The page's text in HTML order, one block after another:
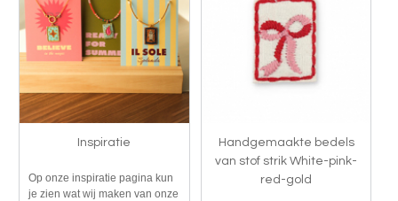
Inspiratie
Op onze inspiratie pagina kun
je zien wat wij maken van onze
Handgemaakte bedels
van stof strik White-pink-
red-gold